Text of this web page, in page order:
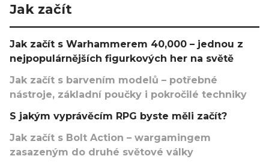
Jak začít
Jak začít s Warhammerem 40,000 – jednou z
nejpopulárnějších figurkových her na světě
Jak začít s barvením modelů – potřebné
nástroje, základní poučky i pokročilé techniky
S jakým vyprávěcím RPG byste měli začít?
Jak začít s Bolt Action – wargamingem
zasazeným do druhé světové války